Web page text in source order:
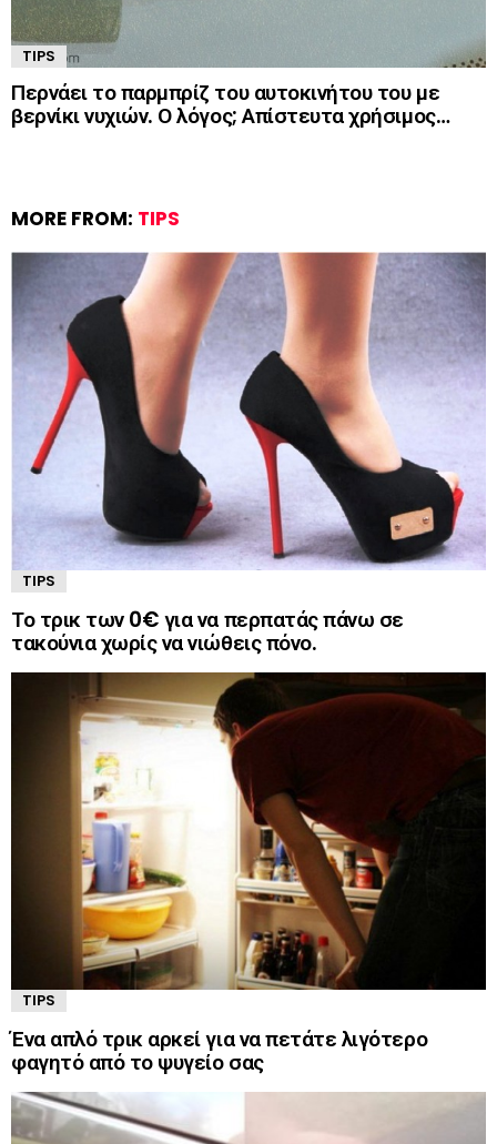
TIPS
Περνάει το παρμπρίζ του αυτοκινήτου του με
βερνίκι νυχιών. Ο λόγος; Απίστευτα χρήσιμος…
MORE FROM: TIPS
TIPS
Το τρικ των 0€ για να περπατάς πάνω σε
τακούνια χωρίς να νιώθεις πόνο.
TIPS
Ένα απλό τρικ αρκεί για να πετάτε λιγότερο
φαγητό από το ψυγείο σας